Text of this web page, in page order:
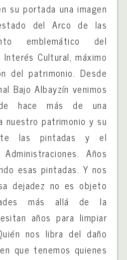
su portada una imagen
del Arco de las
emblemático del
Cultural, máximo
del patrimonio. Desde
Bajo Albayzín venimos
hace más de una
nuestro patrimonio y su
las pintadas y el
Años
esas pintadas. Y nos
dejadez no es objeto
más allá de la
años para limpiar
nos libra del daño
que tenemos quienes